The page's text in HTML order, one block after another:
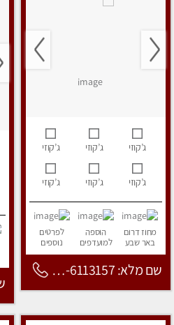
ג’קוזי ג’קוזי ג’קוזי
ג’קוזי ג’קוזי ג’קוזי
מחוז דרום
באר שבע
הוספה
למועדפים
לפרטים
נוספים
שם מלא: 053-6113157